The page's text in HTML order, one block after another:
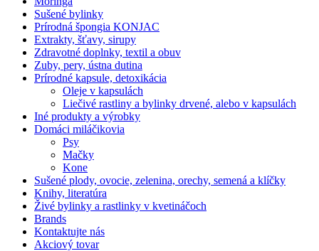
Sušené bylinky
Prírodná špongia KONJAC
Extrakty, šťavy, sirupy
Zdravotné doplnky, textil a obuv
Zuby, pery, ústna dutina
Prírodné kapsule, detoxikácia
Oleje v kapsulách
Liečivé rastliny a bylinky drvené, alebo v kapsulách
Iné produkty a výrobky
Domáci miláčikovia
Psy
Mačky
Kone
Sušené plody, ovocie, zelenina, orechy, semená a klíčky
Knihy, literatúra
Živé bylinky a rastlinky v kvetináčoch
Brands
Kontaktujte nás
Akciový tovar